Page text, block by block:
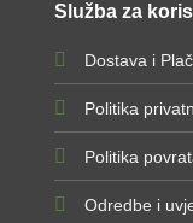
Služba za
Dostava i
Politika
Politika
Odredbe i